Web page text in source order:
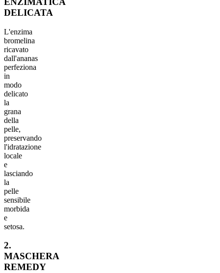
DELICATA
L'enzima
bromelina
ricavato
dall'ananas
perfeziona
in
modo
delicato
la
grana
della
pelle,
preservando
l'idratazione
locale
e
lasciando
la
pelle
sensibile
morbida
e
setosa.
2.
MASCHERA
REMEDY